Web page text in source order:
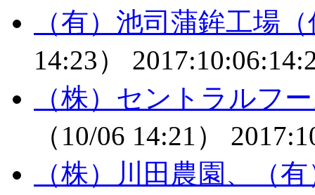
（有）池司蒲鉾工場
14:23）
（株）セントラルフ
（10/06 14:21）
（株）川田農園、（